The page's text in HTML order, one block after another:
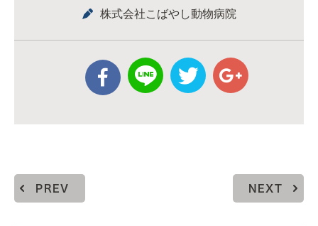
株式会社こばやし動物病院
PREV NEXT